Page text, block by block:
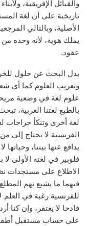
والقبائل الإفريقية،
تاريخية على أن لغة
الأصلية، وبالتالي
يملك هوية، لأنه وحده
عقود.
بدل البحث عن حلول
وتعريب العلوم كما أي
علوم لغة في وضعية
بالطبع لغتنا العربية،
لغة أخرى وتنكأ جراحات
الفرنسية لا تحتاج إلى
يدافع عنها بيننا،
فلوبير في لغته الأولى
الاطلاع على مستجدات
فيهما ما يشبع نهم
للفرنسية رغبة في العلم
فادحا لا يغتفر، وإن كنا
على حساب مستقبل